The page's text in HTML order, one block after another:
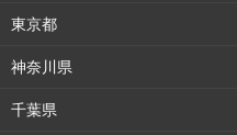
東京都
神奈川県
千葉県